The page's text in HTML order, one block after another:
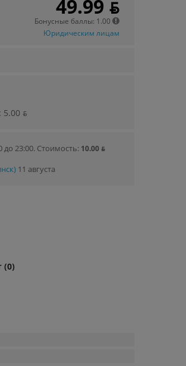
49.99 ƃ
Бонусные баллы: 1.00
Юридическим лицам
5.00 ƃ
до 23:00. Стоимость: 10.00 ƃ
11 августа
(0)